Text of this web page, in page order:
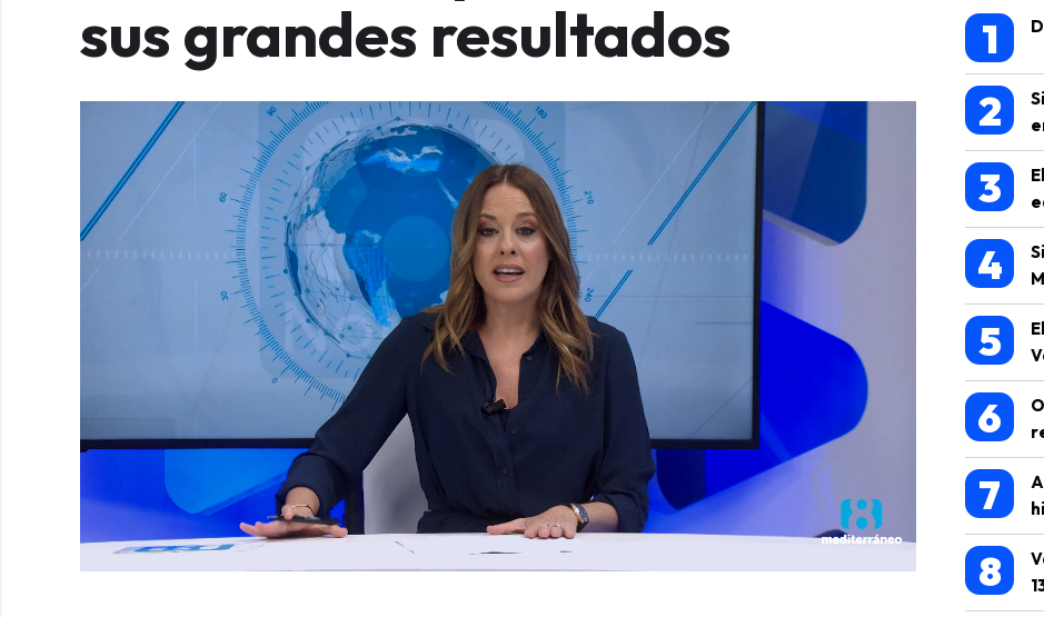
sus grandes resultados
0
1
2
3
4
5
6
7
8